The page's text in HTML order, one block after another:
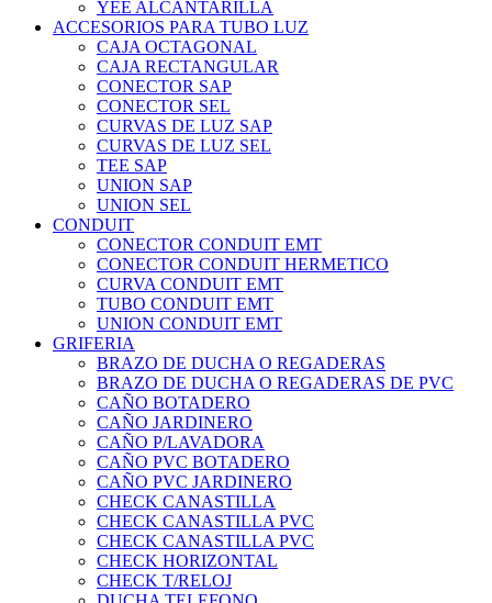
YEE ALCANTARILLA
ACCESORIOS PARA TUBO LUZ
CAJA OCTAGONAL
CAJA RECTANGULAR
CONECTOR SAP
CONECTOR SEL
CURVAS DE LUZ SAP
CURVAS DE LUZ SEL
TEE SAP
UNION SAP
UNION SEL
CONDUIT
CONECTOR CONDUIT EMT
CONECTOR CONDUIT HERMETICO
CURVA CONDUIT EMT
TUBO CONDUIT EMT
UNION CONDUIT EMT
GRIFERIA
BRAZO DE DUCHA O REGADERAS
BRAZO DE DUCHA O REGADERAS DE PVC
CAÑO BOTADERO
CAÑO JARDINERO
CAÑO P/LAVADORA
CAÑO PVC BOTADERO
CAÑO PVC JARDINERO
CHECK CANASTILLA
CHECK CANASTILLA PVC
CHECK CANASTILLA PVC
CHECK HORIZONTAL
CHECK T/RELOJ